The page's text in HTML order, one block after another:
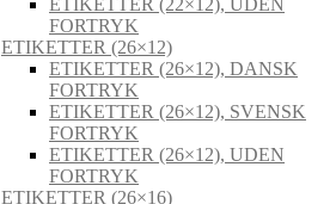
ETIKETTER (22×12), UDEN
FORTRYK
ETIKETTER (26×12)
ETIKETTER (26×12), DANSK
FORTRYK
ETIKETTER (26×12), SVENSK
FORTRYK
ETIKETTER (26×12), UDEN
FORTRYK
ETIKETTER (26×16)